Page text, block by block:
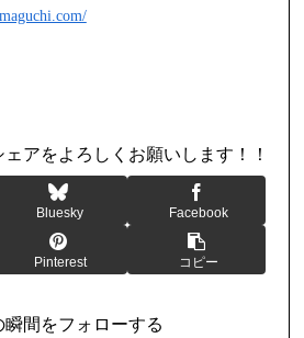
アをよろしくお願いします！！
Bluesky Facebook
Pinterest コピー
瞬間をフォローする